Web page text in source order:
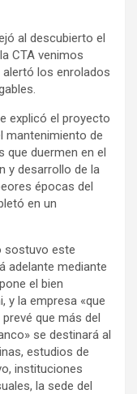
al descubierto el
CTA venimos
los enrolados
explicó el proyecto
mantenimiento de
que duermen en el
y desarrollo de la
épocas del
en un
sostuvo este
adelante mediante
el bien
y la empresa «que
que más del
se destinará al
estudios de
instituciones
la sede del